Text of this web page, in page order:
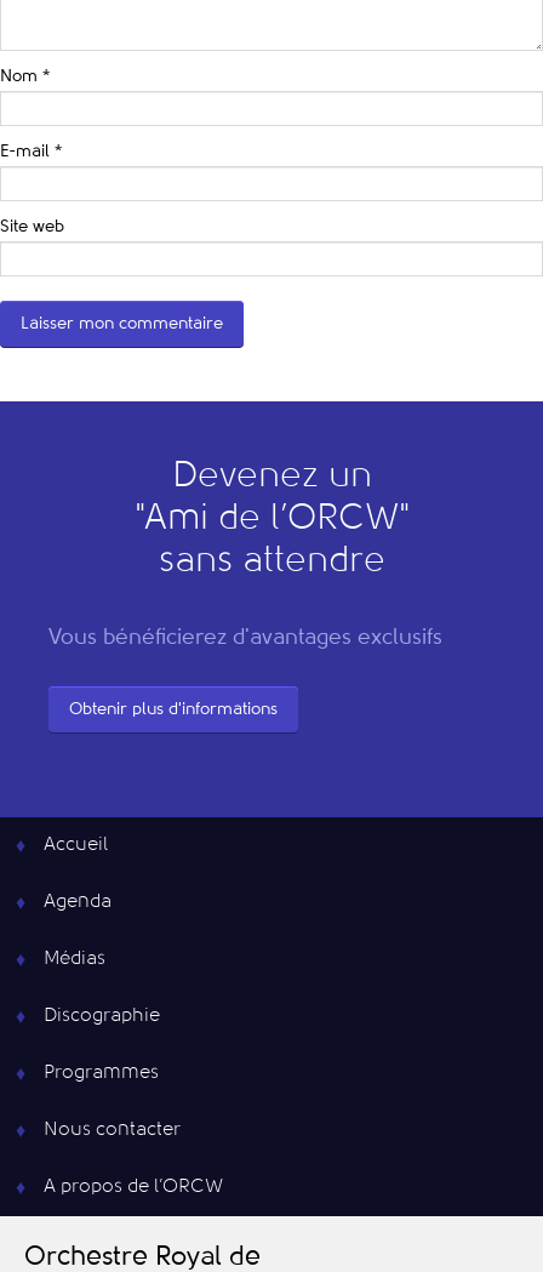
Nom *
E-mail *
Site web
Devenez un
"Ami de l’ORCW"
sans attendre
Vous bénéficierez d'avantages exclusifs
Obtenir plus d'informations
Accueil
Agenda
Médias
Discographie
Programmes
Nous contacter
A propos de l’ORCW
Orchestre Royal de